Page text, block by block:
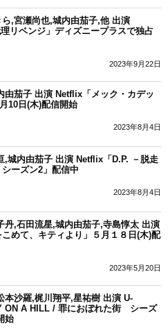
ら,宮瀬尚也,城内由茄子,他 出演
リベンジ」ディズニープラスで独占
2023年9月22日
由茄子 出演 Netflix「メック・カデッ
10日(木)配信開始
2023年8月4日
,城内由茄子 出演 Netflix「D.P. －脱走
ーズン2」配信中
2023年8月4日
丹,石田流星,城内由茄子,寺島惇太 出演
めて、キティより」５月１８日(木)配
2023年5月20日
本沙羅,梶川翔平,星祐樹 出演 U-
ON A HILL / 罪におぼれた街 シーズ
始